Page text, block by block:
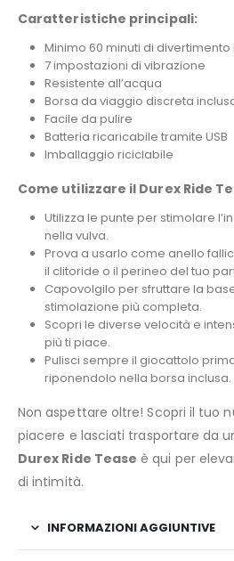
Caratteristiche principali:
Minimo 60 minuti di
7 impostazioni di vibrazione
Resistente all’acqua
Borsa da viaggio discreta
Facile da pulire
Batteria ricaricabile tramite USB
Imballaggio riciclabile
Come utilizzare il Durex Ride
Utilizza le punte per stimolare
nella vulva.
Prova a usarlo come anello
il clitoride o il perineo del tuo
Capovolgilo per sfruttare la
stimolazione più completa.
Scopri le diverse velocità e
più ti piace.
Pulisci sempre il giocattolo
riponendolo nella borsa inclusa.
Non aspettare oltre! Scopri il tuo
piacere e lasciati trasportare da
Durex Ride Tease è qui per
di intimità.
INFORMAZIONI AGGIUNTIVE